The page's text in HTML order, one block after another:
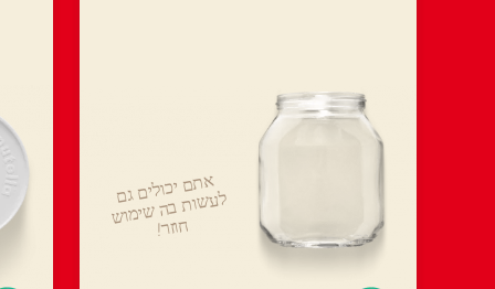
אתם יכולים גם לעשות בה שימוש
חוזר!